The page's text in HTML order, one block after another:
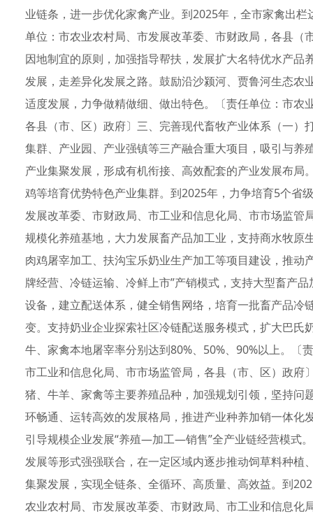
业链条，进一步优化家禽产业。到2025年，全市家禽出
单位：市农业农村局、市发展改革委、市财政局，各县
因地制宜的原则，加强指导帮扶，发展扩大名特优水产
发展，走差异化发展之路。鼓励沿沙颍河、贾鲁河生态
适度发展，力争做精做细、做出特色。〔责任单位：市
各县（市、区）政府〕三、完善现代畜牧产业体系（一
集群、产业园、产业强镇等三产融合重大项目，吸引与
产业集聚发展，形成有机衔接、高效配套的产业发展布
鸡等培育优势特色产业集群。到2025年，力争培育5个省
发展改革委、市财政局、市工业和信息化局、市市场监
规模化养殖基地，大力发展畜产品加工业，支持商水牧
肉鸡屠宰加工、扶沟宝乐奶业生产加工等项目建设，推
牌经营、冷链运输、冷鲜上市”产销模式，支持大型畜产
设备，建立配送体系，健全销售网络，培育一批畜产品冷
变。支持奶业企业探索社区冷链配送服务模式，扩大巴
牛、家禽本地屠宰率分别达到80%、50%、90%以上。〔
市工业和信息化局、市市场监管局，各县（市、区）政
猪、牛羊、家禽等主要养殖品种，加强规划引领，坚持
环畅通、运转高效的发展格局，推进产业种养加销一体
引导规模企业发展“养殖—加工—销售”全产业链经营模式
发展等形式强强联合，在一定区域内逐步推动饲草料种
集聚发展，实现全链条、全循环、高质量、高效益。到
农业农村局、市发展改革委、市财政局、市工业和信息